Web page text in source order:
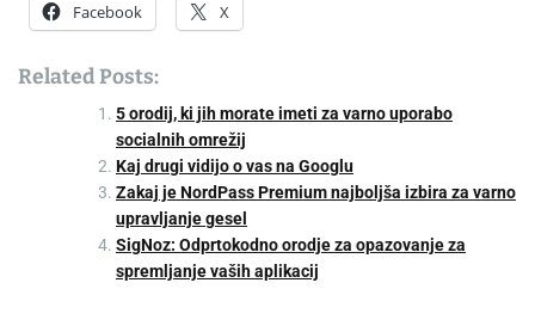
Facebook X
Related Posts:
5 orodij, ki jih morate imeti za varno uporabo
socialnih omrežij
Kaj drugi vidijo o vas na Googlu
Zakaj je NordPass Premium najboljša izbira za varno
upravljanje gesel
SigNoz: Odprtokodno orodje za opazovanje za
spremljanje vaših aplikacij